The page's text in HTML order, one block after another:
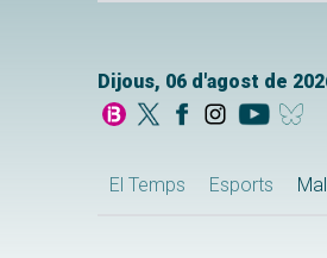
Dijous, 06 d'agost de
El Temps Esports